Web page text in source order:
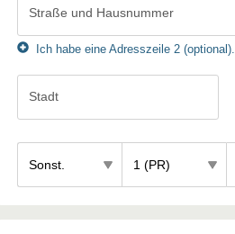
Straße und Hausnummer
Ich habe eine Adresszeile 2 (optional).
Stadt